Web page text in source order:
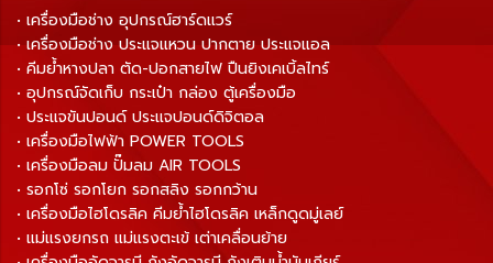
• เครื่องมือช่าง อุปกรณ์ฮาร์ดแวร์
• เครื่องมือช่าง ประแจแหวน ปากตาย ประแจแอล
• คีมย้ำหางปลา ตัด-ปอกสายไฟ ปืนยิงเคเบิ้ลไทร์
• อุปกรณ์จัดเก็บ กระเป๋า กล่อง ตู้เครื่องมือ
• ประแจขันปอนด์ ประแจปอนด์ดิจิตอล
• เครื่องมือไฟฟ้า POWER TOOLS
• เครื่องมือลม ปั๊มลม AIR TOOLS
• รอกโซ่ รอกโยก รอกสลิง รอกกว้าน
• เครื่องมือไฮโดรลิค คีมย้ำไฮโดรลิค เหล็กดูดมู่เลย์
• แม่แรงยกรถ แม่แรงตะเข้ เต่าเคลื่อนย้าย